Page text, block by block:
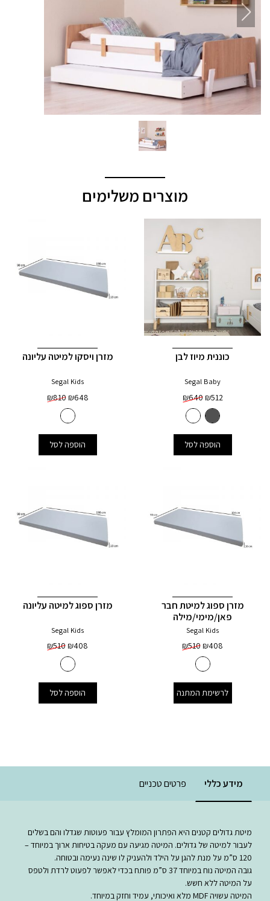
מוצרים משלימים
כוננית מיוז לבן
Segal Baby
₪512
₪640
הוספה לסל
מזרן ויסקו למיטה עליונה
Segal Kids
₪648
₪810
הוספה לסל
מזרן ספוג למיטת חבר
פאן/מימי/מילה
Segal Kids
₪408
₪510
לרשימת המתנה
מזרן ספוג למיטה עליונה
Segal Kids
₪408
₪510
הוספה לסל
מידע כללי פרטים טכניים
מיטת גדולים קטנים היא הפתרון המומלץ עבור פעוטות שגדלו והם בשלים
לעבור למיטה של גדולים. המיטה מגיעה עם מעקה בטיחות ארוך במיוחד –
120 ס”מ על מנת להגן על הילד ולהעניק לו שינה נעימה ובטוחה.
גובה המיטה נוח במיוחד 37 ס”מ פותח בכדי לאפשר לפעוט לרדת ולטפס
על המיטה ללא חשש.
המיטה עשויה MDF מלא ואיכותי, עמיד וחזק במיוחד.